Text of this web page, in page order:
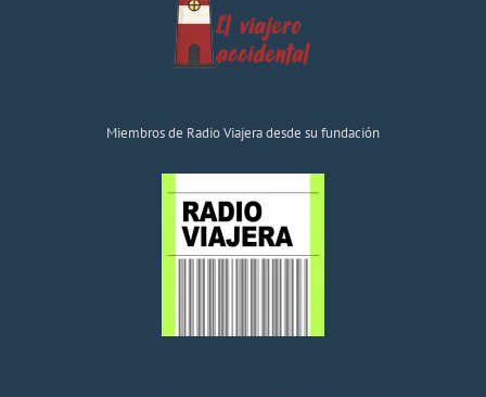
Miembros de Radio Viajera desde su fundación